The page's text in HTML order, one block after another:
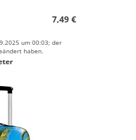
7,49 €
um 00:03; der
haben.